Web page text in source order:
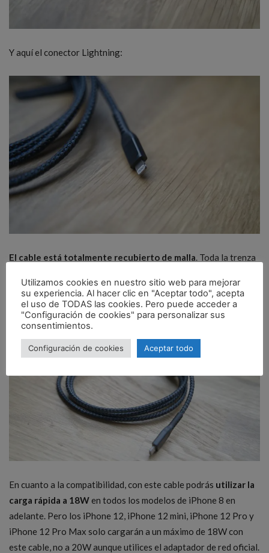
Y aquí el conector Lightning:
El cable está totalmente recubierto de malla. Toda la trenza
interior con fibra de aramida.
En cuanto a la compatibilidad, con este cable podrás utilizar la
carga rápida a 18Wen todos los modelos de iPhone 8 en
adelante. Pero los iPhone 12, iPhone 12 mini, iPhone 12 Pro y
iPhone 12 Pro Max solo cargarán a un máximo de 18W con
este cable, no a 20W aunque utilices el adaptador de red oficial.
Utilizamos cookies en nuestro sitio web para mejorar
su experiencia. Al hacer clic en "Aceptar todo", acepta
el uso de TODAS las cookies. Pero puede acceder a
"Configuración de cookies" para personalizar sus
consentimientos.
Configuración de cookies Aceptar todo